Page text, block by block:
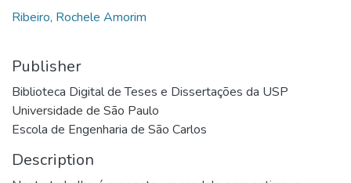
Ribeiro, Rochele Amorim
Publisher
Biblioteca Digital de Teses e Dissertações da USP
Universidade de São Paulo
Escola de Engenharia de São Carlos
Description